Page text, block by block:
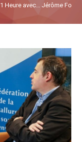
1 Heure avec… Jérôme